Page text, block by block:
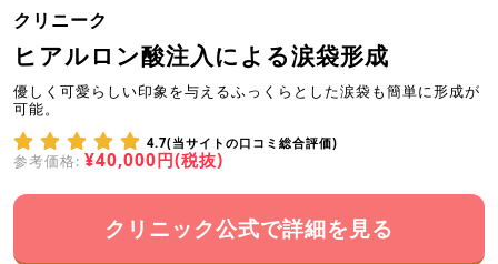
クリニーク
ヒアルロン酸注入による涙袋形成
優しく可愛らしい印象を与えるふっくらとした涙袋も簡単に形成が
可能。
4.7(当サイトの口コミ総合評価)
参考価格: ¥40,000円(税抜)
クリニック公式で詳細を見る